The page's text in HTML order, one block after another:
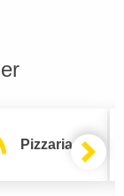
Pizzarias